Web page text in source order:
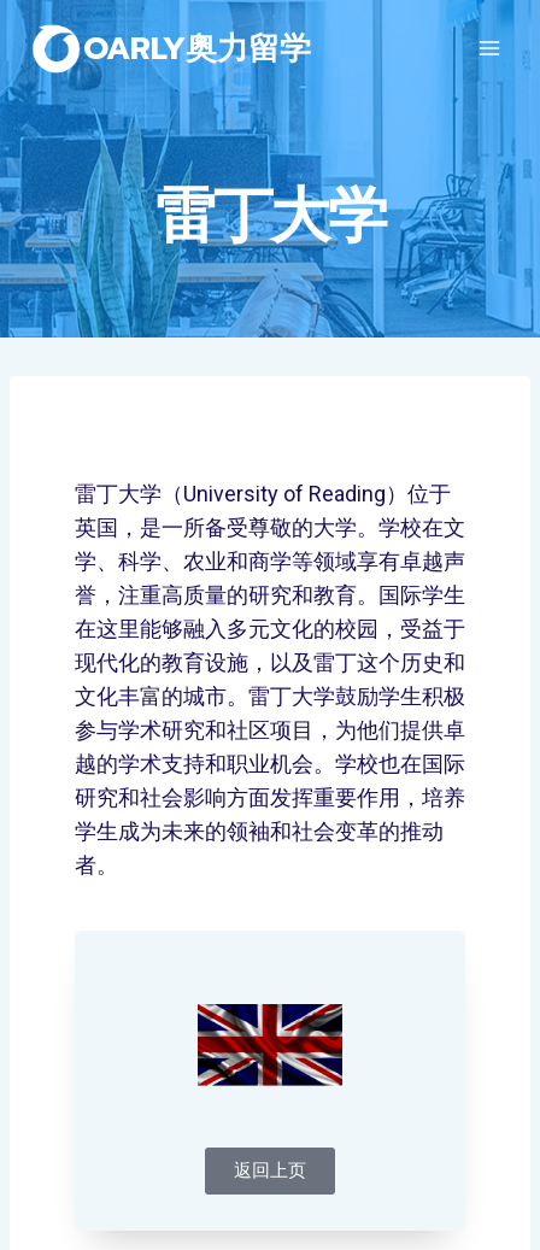
OARLY奥力留学
雷丁大学
雷丁大学（University of Reading）位于
英国，是一所备受尊敬的大学。学校在文
学、科学、农业和商学等领域享有卓越声
誉，注重高质量的研究和教育。国际学生
在这里能够融入多元文化的校园，受益于
现代化的教育设施，以及雷丁这个历史和
文化丰富的城市。雷丁大学鼓励学生积极
参与学术研究和社区项目，为他们提供卓
越的学术支持和职业机会。学校也在国际
研究和社会影响方面发挥重要作用，培养
学生成为未来的领袖和社会变革的推动
者。
返回上页